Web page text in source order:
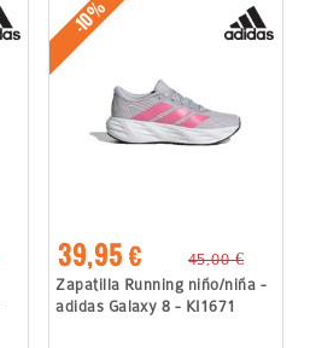
-10%
39,95 €
45,00 €
Zapatilla Running niño/niña -
adidas Galaxy 8 - KI1671